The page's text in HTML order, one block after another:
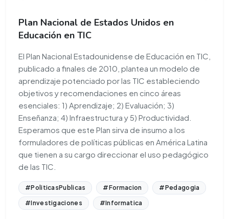
Plan Nacional de Estados Unidos en
Educación en TIC
El Plan Nacional Estadounidense de Educación en TIC,
publicado a finales de 2010, plantea un modelo de
aprendizaje potenciado por las TIC estableciendo
objetivos y recomendaciones en cinco áreas
esenciales: 1) Aprendizaje; 2) Evaluación; 3)
Enseñanza; 4) Infraestructura y 5) Productividad.
Esperamos que este Plan sirva de insumo a los
formuladores de políticas públicas en América Latina
que tienen a su cargo direccionar el uso pedagógico
de las TIC.
#PoliticasPublicas #Formacion
#Pedagogia
#Investigaciones
#Informatica